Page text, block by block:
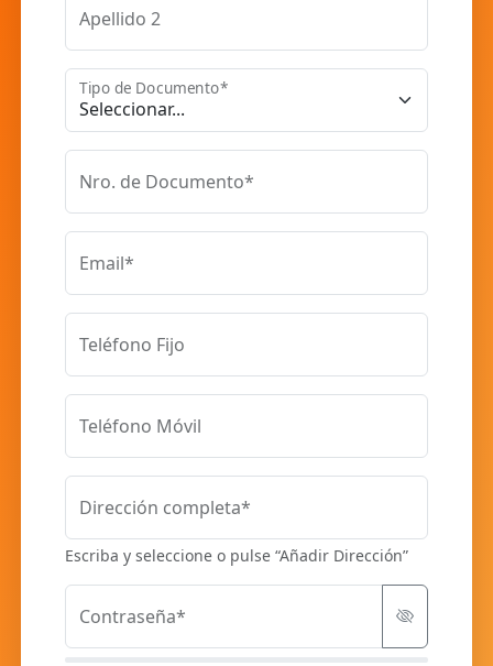
Apellido 2
Tipo de Documento*
Nro. de Documento*
Email*
Teléfono Fijo
Teléfono Móvil
Dirección completa*
Escriba y seleccione o pulse “Añadir Dirección”
Contraseña*